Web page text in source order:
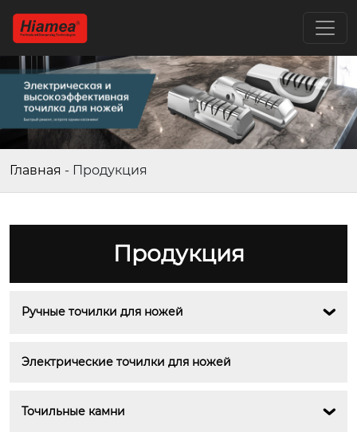
Главная - Продукция
Продукция
Ручные точилки для ножей 
Электрические точилки для ножей
Точильные камни 